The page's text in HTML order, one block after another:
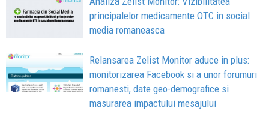
principalelor medicamente OTC in social
media romaneasca
Relansarea Zelist Monitor aduce in plus:
monitorizarea Facebook si a unor forumuri
romanesti, date geo-demografice si
masurarea impactului mesajului